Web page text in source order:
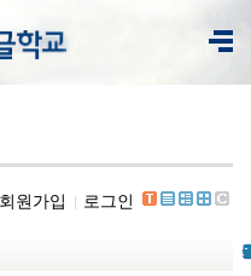
회원가입 로그인